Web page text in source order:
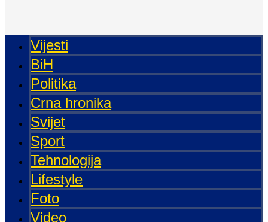
Vijesti
BiH
Politika
Crna hronika
Svijet
Sport
Tehnologija
Lifestyle
Foto
Video